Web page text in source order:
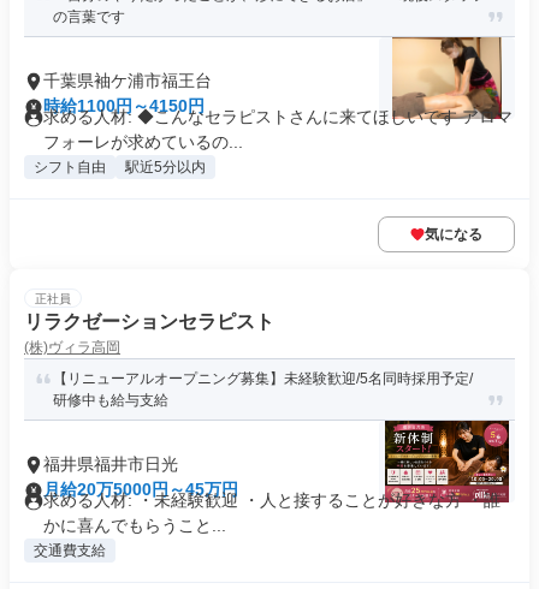
の言葉です
千葉県袖ケ浦市福王台
時給1100円～4150円
求める人材: ◆こんなセラピストさんに来てほしいです アロマ
フォーレが求めているの...
シフト自由 駅近5分以内
気になる
正社員
リラクゼーションセラピスト
(株)ヴィラ高岡
【リニューアルオープニング募集】未経験歓迎/5名同時採用予定/
研修中も給与支給
福井県福井市日光
月給20万5000円～45万円
求める人材: ・未経験歓迎 ・人と接することが好きな方 ・誰
かに喜んでもらうこと...
交通費支給